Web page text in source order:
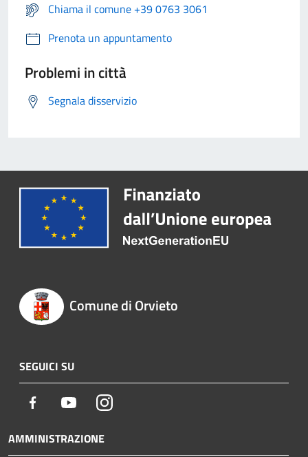
Chiama il comune +39 0763 3061
Prenota un appuntamento
Problemi in città
Segnala disservizio
Comune di Orvieto
SEGUICI SU
Facebook YoutubeInstagram
AMMINISTRAZIONE